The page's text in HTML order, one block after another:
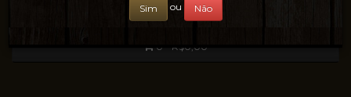
0 - R$0,00
Sim ou Não